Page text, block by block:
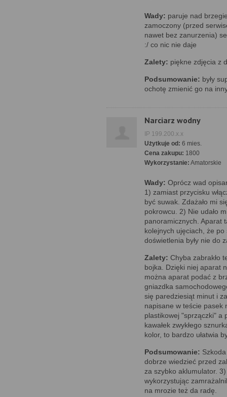
Wady: paruje nad
zamoczony (przed
nawet bez zanurzenia)
:/ co nic nie daje
Zalety: piękne zdjęcia z
Podsumowanie: były
ochotę zmienić go na
Narciarz wodny
IP 199.200.x.x
Użytkuje od: 6 mies.
Cena zakupu: 1800
Wykorzystanie: Amatorskie
Wady: Oprócz wad
1) zamiast przycisku
być suwak. Zdażało mi
pokrowcu. 2) Nie udało
panoramicznych. Aparat
kolejnych ujęciach, że
doświetlenia były nie do
Zalety: Chyba zabrakło
bojka. Dzięki niej aparat
można aparat podać z
gniazdka
się paredziesiąt minut i
napisane w teście pasek
plastikowej "sprzączki" a
kawałek zwykłego
kolor, to bardzo ułatwia
Podsumowanie:
dobrze wiedzieć przed
za szybko aklumulator.
wykorzystując
na mrozie też da radę.